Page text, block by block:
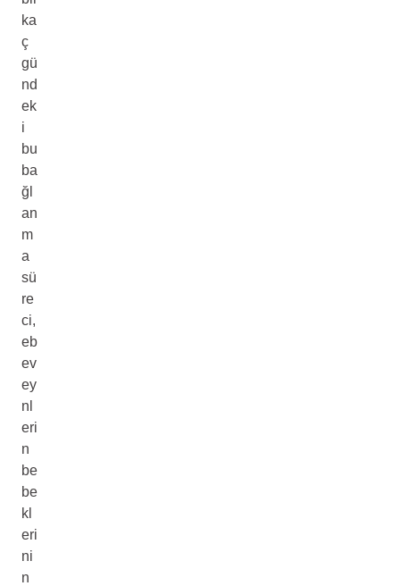
ka
ç
gü
nd
ek
i
bu
ba
ğl
an
m
a
sü
re
ci,
eb
ev
ey
nl
eri
n
be
be
kl
eri
ni
n